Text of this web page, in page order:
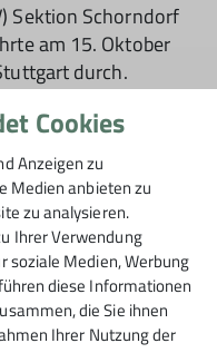
Sektion Schorndorf
am 15. Oktober
durch.
Uhr vor dem
über die
über verschiedene
noch auf die
Dem
zu den Themen
Cookies
Anzeigen zu
Medien anbieten zu
zu analysieren.
Ihrer Verwendung
soziale Medien, Werbung
diese Informationen
die Sie ihnen
Ihrer Nutzung der